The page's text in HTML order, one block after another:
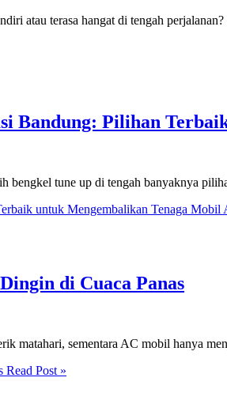
atau terasa hangat di tengah
Bandung: Pilihan
bengkel tune up di tengah banyaknya
untuk Mengembalikan Tenaga Mobil
di Cuaca Panas
matahari, sementara AC mobil hanya
Read Post »